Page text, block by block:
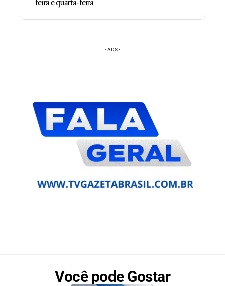
- ADS -
Você pode Gostar